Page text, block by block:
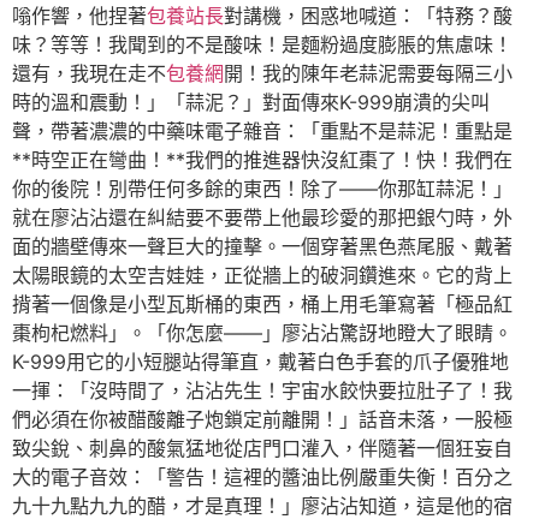
嗡作響，他捏著包養站長對講機，困惑地喊道：「特務？酸
味？等等！我聞到的不是酸味！是麵粉過度膨脹的焦慮味！
還有，我現在走不包養網開！我的陳年老蒜泥需要每隔三小
時的溫和震動！」「蒜泥？」對面傳來K-999崩潰的尖叫
聲，帶著濃濃的中藥味電子雜音：「重點不是蒜泥！重點是
**時空正在彎曲！**我們的推進器快沒紅棗了！快！我們在
你的後院！別帶任何多餘的東西！除了——你那缸蒜泥！」
就在廖沾沾還在糾結要不要帶上他最珍愛的那把銀勺時，外
面的牆壁傳來一聲巨大的撞擊。一個穿著黑色燕尾服、戴著
太陽眼鏡的太空吉娃娃，正從牆上的破洞鑽進來。它的背上
揹著一個像是小型瓦斯桶的東西，桶上用毛筆寫著「極品紅
棗枸杞燃料」。「你怎麼——」廖沾沾驚訝地瞪大了眼睛。
K-999用它的小短腿站得筆直，戴著白色手套的爪子優雅地
一揮：「沒時間了，沾沾先生！宇宙水餃快要拉肚子了！我
們必須在你被醋酸離子炮鎖定前離開！」話音未落，一股極
致尖銳、刺鼻的酸氣猛地從店門口灌入，伴隨著一個狂妄自
大的電子音效：「警告！這裡的醬油比例嚴重失衡！百分之
九十九點九九的醋，才是真理！」廖沾沾知道，這是他的宿